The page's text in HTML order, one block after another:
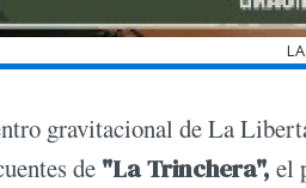
gravitacional de La
de "La Trinchera", el